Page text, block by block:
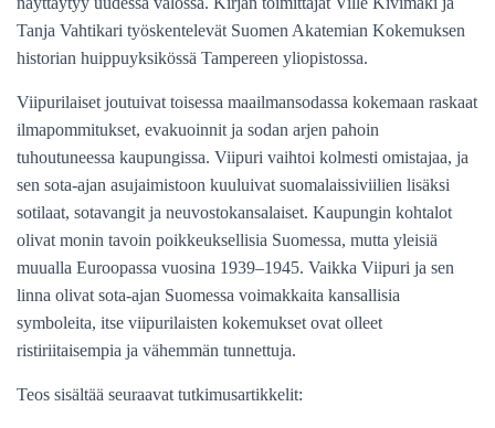
Tanja Vahtikari työskentelevät Suomen Akatemian Kokemuksen
historian huippuyksikössä Tampereen yliopistossa.
Viipurilaiset joutuivat toisessa maailmansodassa kokemaan raskaat
ilmapommitukset, evakuoinnit ja sodan arjen pahoin
tuhoutuneessa kaupungissa. Viipuri vaihtoi kolmesti omistajaa, ja
sen sota-ajan asujaimistoon kuuluivat suomalaissiviilien lisäksi
sotilaat, sotavangit ja neuvostokansalaiset. Kaupungin kohtalot
olivat monin tavoin poikkeuksellisia Suomessa, mutta yleisiä
muualla Euroopassa vuosina 1939–1945. Vaikka Viipuri ja sen
linna olivat sota-ajan Suomessa voimakkaita kansallisia
symboleita, itse viipurilaisten kokemukset ovat olleet
ristiriitaisempia ja vähemmän tunnettuja.
Teos sisältää seuraavat tutkimusartikkelit: